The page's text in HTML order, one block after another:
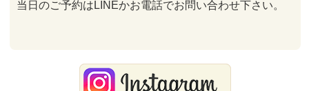
当日のご予約はLINEかお電話でお問い合わせ下さい。